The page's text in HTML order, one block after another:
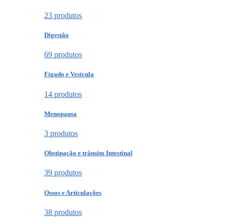
23 produtos
Digestão
69 produtos
Fígado e Vesícula
14 produtos
Menopausa
3 produtos
Obstipação e trânsito Intestinal
39 produtos
Ossos e Articulações
38 produtos